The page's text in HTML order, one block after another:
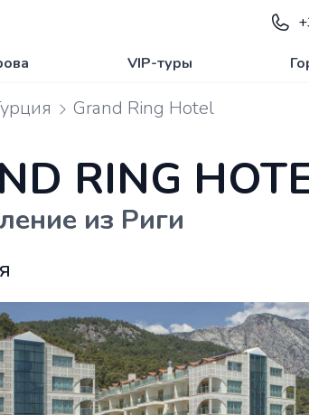
VIP-туры
Grand Ring Hotel
RING
из Риги